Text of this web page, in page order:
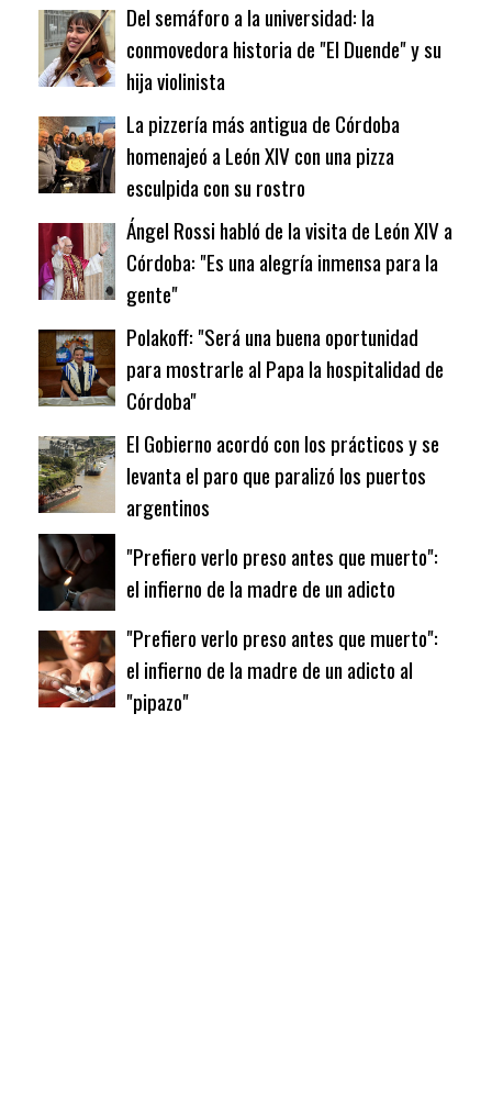
Del semáforo a la universidad: la
conmovedora historia de "El Duende" y su
hija violinista
La pizzería más antigua de Córdoba
homenajeó a León XIV con una pizza
esculpida con su rostro
Ángel Rossi habló de la visita de León XIV a
Córdoba: "Es una alegría inmensa para la
gente"
Polakoff: "Será una buena oportunidad
para mostrarle al Papa la hospitalidad de
Córdoba"
El Gobierno acordó con los prácticos y se
levanta el paro que paralizó los puertos
argentinos
"Prefiero verlo preso antes que muerto":
el infierno de la madre de un adicto
"Prefiero verlo preso antes que muerto":
el infierno de la madre de un adicto al
"pipazo"